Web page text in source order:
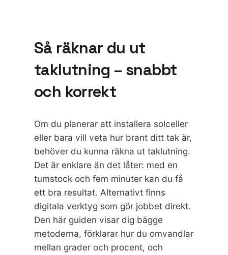
Så räknar du ut
taklutning – snabbt
och korrekt
Om du planerar att installera solceller
eller bara vill veta hur brant ditt tak är,
behöver du kunna räkna ut taklutning.
Det är enklare än det låter: med en
tumstock och fem minuter kan du få
ett bra resultat. Alternativt finns
digitala verktyg som gör jobbet direkt.
Den här guiden visar dig bägge
metoderna, förklarar hur du omvandlar
mellan grader och procent, och